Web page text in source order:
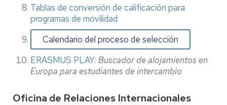
Tablas de conversión de calificación para
programas de movilidad
Calendario del proceso de selección
ERASMUS PLAY: Buscador de alojamientos en
Europa para estudiantes de intercambio
Oficina de Relaciones Internacionales